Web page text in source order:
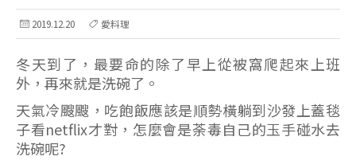
2019.12.20 愛料理
冬天到了，最要命的除了早上從被窩爬起來上班
外，再來就是洗碗了。
天氣冷颼颼，吃飽飯應該是順勢橫躺到沙發上蓋毯
子看netflix才對，怎麼會是荼毒自己的玉手碰水去
洗碗呢?